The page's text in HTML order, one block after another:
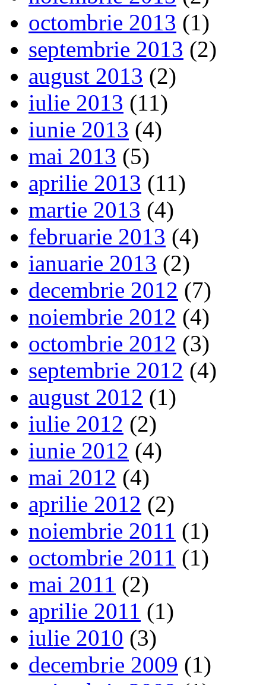
octombrie 2013 (1)
septembrie 2013 (2)
august 2013 (2)
iulie 2013 (11)
iunie 2013 (4)
mai 2013 (5)
aprilie 2013 (11)
martie 2013 (4)
februarie 2013 (4)
ianuarie 2013 (2)
decembrie 2012 (7)
noiembrie 2012 (4)
octombrie 2012 (3)
septembrie 2012 (4)
august 2012 (1)
iulie 2012 (2)
iunie 2012 (4)
mai 2012 (4)
aprilie 2012 (2)
noiembrie 2011 (1)
octombrie 2011 (1)
mai 2011 (2)
aprilie 2011 (1)
iulie 2010 (3)
decembrie 2009 (1)